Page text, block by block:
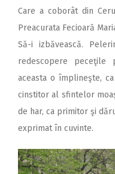
2010
Care a coborât din
Preacurata Fecioară
Să-i izbăvească.
redescopere peceţile
aceasta o împlineşte,
cinstitor al sfintelor
de har, ca primitor şi
exprimat în cuvinte.